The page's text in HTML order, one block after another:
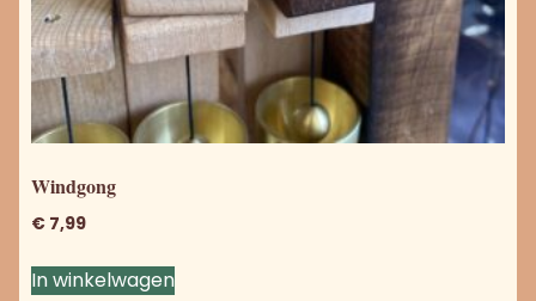
Windgong
€ 7,99
In winkelwagen